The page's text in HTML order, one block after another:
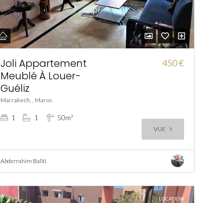
Joli Appartement
Meublé À Louer-
Guéliz
Marrakech, , Maroc
450 €
1 1 50m²
VUE
Abderrahim Baliti
LOCATION